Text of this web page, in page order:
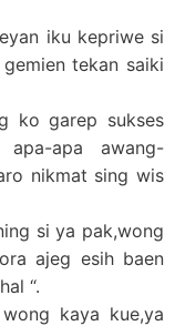
iku kepriwe si
tekan saiki
garep sukses
apa awang-
nikmat sing wis
si ya pak,wong
ajeg esih baen
“.
kaya kue,ya